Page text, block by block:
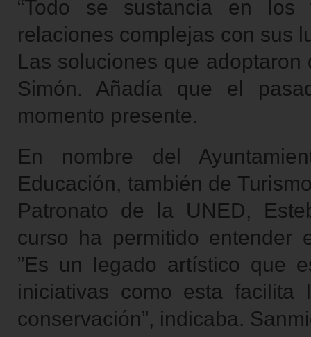
“Todo se sustancia en los
relaciones complejas con sus
Las soluciones que
Simón. Añadía que el
momento presente.
En nombre del
Educación, también de
Patronato de la UNED,
curso ha permitido entender
”Es un legado artístico que
iniciativas como esta
conservación”, indicaba.